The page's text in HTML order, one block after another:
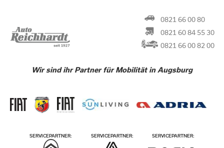
0821 66 00 80
0821 60 84 55 30
0821 66 00 82 00
Wir sind ihr Partner für Mobilität in Augsburg